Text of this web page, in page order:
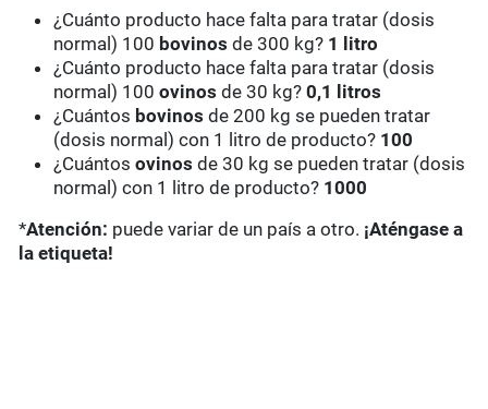
¿Cuánto producto hace falta para tratar (dosis
normal) 100 bovinos de 300 kg? 1 litro
¿Cuánto producto hace falta para tratar (dosis
normal) 100ovinos de 30 kg? 0,1 litros
¿Cuántos bovinos de 200 kg se pueden tratar
(dosis normal) con 1 litro de producto? 100
¿Cuántosovinos de 30 kg se pueden tratar (dosis
normal) con 1 litro de producto? 1000
*Atención: puede variar de un país a otro. ¡Aténgase a
la etiqueta!